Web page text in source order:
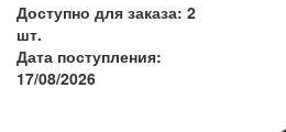
Доступно для заказа: 2
шт.
Дата поступления:
17/08/2026